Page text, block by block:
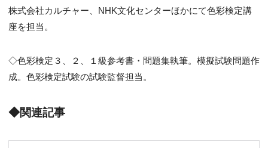
株式会社カルチャー、NHK文化センターほかにて色彩検定講
座を担当。
◇色彩検定３、２、１級参考書・問題集執筆。模擬試験問題作
成。色彩検定試験の試験監督担当。
◆関連記事